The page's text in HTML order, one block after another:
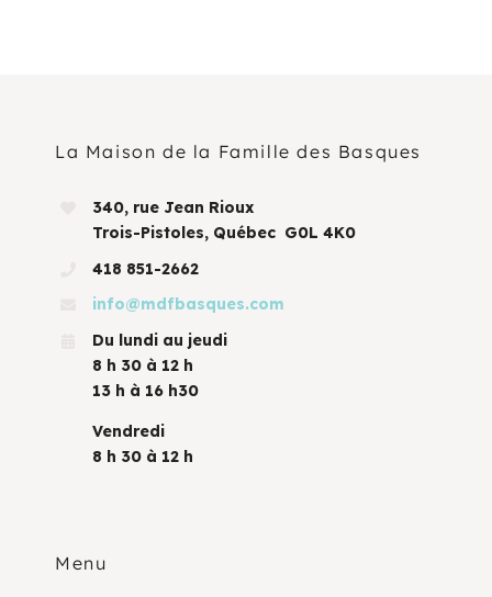
La Maison de la Famille des Basques
340, rue Jean Rioux
Trois-Pistoles, Québec G0L 4K0
418 851-2662
info@mdfbasques.com
Du lundi au jeudi
8 h 30 à 12 h
13 h à 16 h30
Vendredi
8 h 30 à 12 h
Menu